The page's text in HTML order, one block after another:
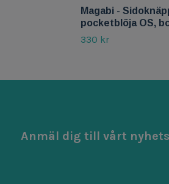
Magabi -
pocketblöja OS,
330 kr
Anmäl dig till vårt